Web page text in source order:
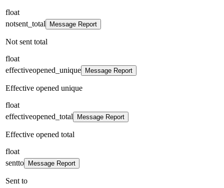
float
notsent_total
Message Report
Not sent total
float
effectiveopened_unique
Message Report
Effective opened unique
float
effectiveopened_total
Message Report
Effective opened total
float
sentto
Message Report
Sent to